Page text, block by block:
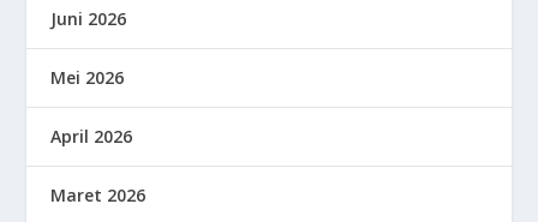
Juni 2026
Mei 2026
April 2026
Maret 2026